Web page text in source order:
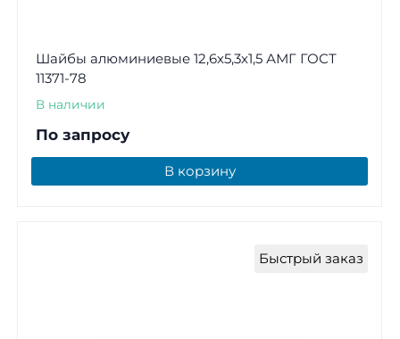
Шайбы алюминиевые 12,6х5,3х1,5 АМГ ГОСТ
11371-78
В наличии
По запросу
В корзину
Быстрый заказ